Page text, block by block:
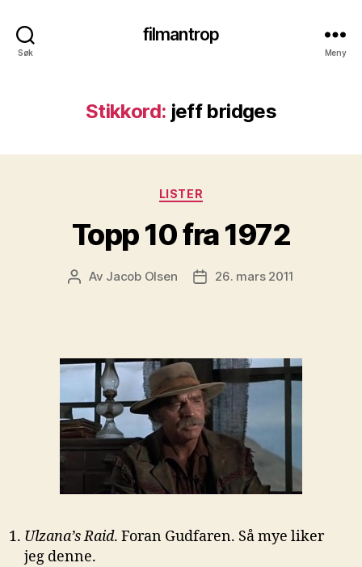
Søk
filmantrop
Meny
Stikkord: jeff bridges
Kategorier
LISTER
Topp 10 fra 1972
Innleggsforfatter
Av Jacob Olsen Publiseringsdato
26. mars 2011
Ulzana’s Raid. Foran Gudfaren. Så mye liker
jeg denne.